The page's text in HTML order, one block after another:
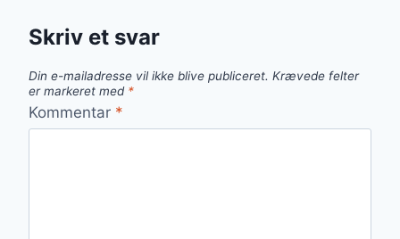
Skriv et svar
Din e-mailadresse vil ikke blive publiceret. Krævede felter
er markeret med *
Kommentar *